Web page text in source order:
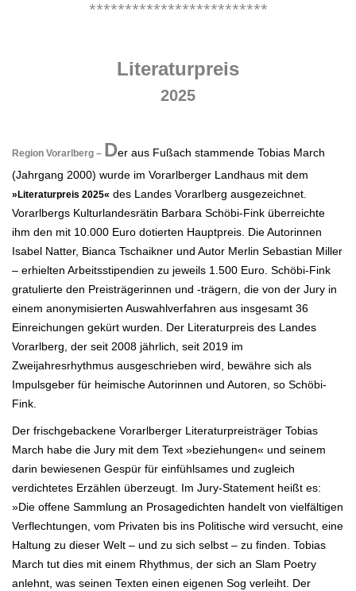
*************************
Literaturpreis
2025
Region Vorarlberg – Der aus Fußach stammende Tobias March
(Jahrgang 2000) wurde im Vorarlberger Landhaus mit dem
»Literaturpreis 2025« des Landes Vorarlberg ausgezeichnet.
Vorarlbergs Kulturlandesrätin Barbara Schöbi-Fink überreichte
ihm den mit 10.000 Euro dotierten Hauptpreis. Die Autorinnen
Isabel Natter, Bianca Tschaikner und Autor Merlin Sebastian Miller
– erhielten Arbeitsstipendien zu jeweils 1.500 Euro. Schöbi-Fink
gratulierte den Preisträgerinnen und -trägern, die von der Jury in
einem anonymisierten Auswahlverfahren aus insgesamt 36
Einreichungen gekürt wurden. Der Literaturpreis des Landes
Vorarlberg, der seit 2008 jährlich, seit 2019 im
Zweijahresrhythmus ausgeschrieben wird, bewähre sich als
Impulsgeber für heimische Autorinnen und Autoren, so Schöbi-
Fink.
Der frischgebackene Vorarlberger Literaturpreisträger Tobias
March habe die Jury mit dem Text »beziehungen« und seinem
darin bewiesenen Gespür für einfühlsames und zugleich
verdichtetes Erzählen überzeugt. Im Jury-Statement heißt es:
»Die offene Sammlung an Prosagedichten handelt von vielfältigen
Verflechtungen, vom Privaten bis ins Politische wird versucht, eine
Haltung zu dieser Welt – und zu sich selbst – zu finden. Tobias
March tut dies mit einem Rhythmus, der sich an Slam Poetry
anlehnt, was seinen Texten einen eigenen Sog verleiht. Der